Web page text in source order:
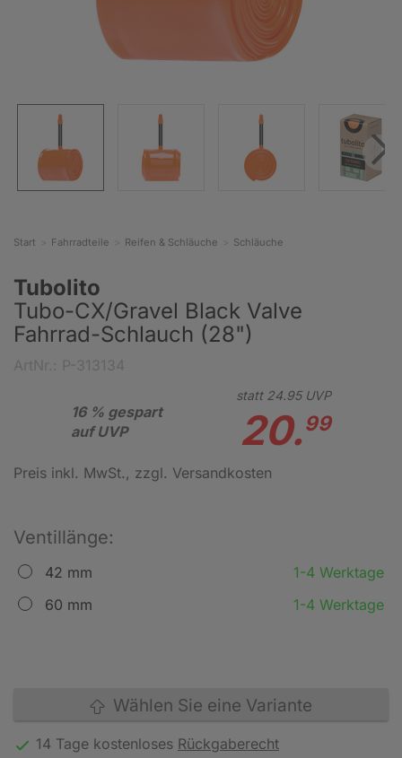
Start Fahrradteile Reifen & Schläuche Schläuche
Tubolito
Tubo-CX/Gravel Black Valve
Fahrrad-Schlauch (28")
16 % gespart
auf UVP
statt 24.95UVP
20.99
Preis inkl. MwSt., zzgl. Versandkosten
Ventillänge:
42 mm
1-4 Werktage
60 mm
1-4 Werktage
Wählen Sie eine Variante
14 Tage kostenloses Rückgaberecht